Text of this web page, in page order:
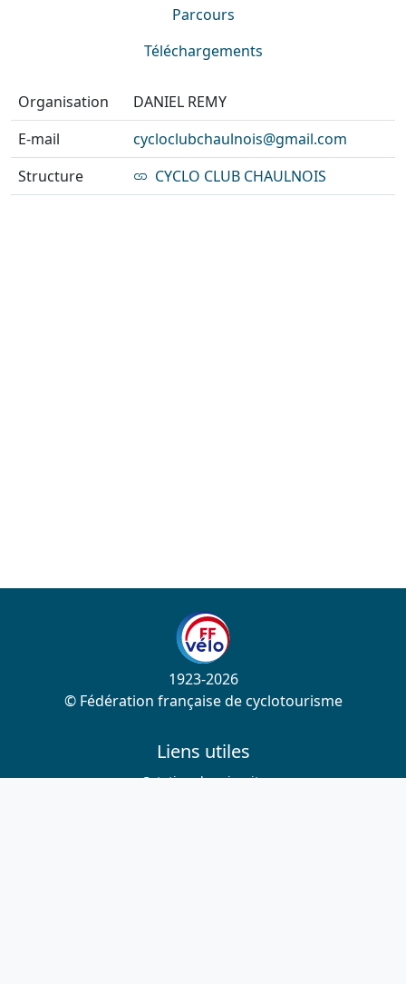
Parcours
Téléchargements
Organisation
DANIEL REMY
E-mail
cycloclubchaulnois@gmail.com
Structure
CYCLO CLUB CHAULNOIS
1923-2026
© Fédération française de cyclotourisme
Liens utiles
Cotation des circuits